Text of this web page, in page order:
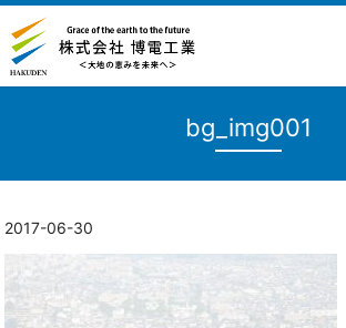
bg_img001
2017-06-30